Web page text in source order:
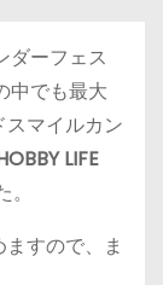
ダーフェス
中でも最大
マイルカン
LIFE
すので、ま